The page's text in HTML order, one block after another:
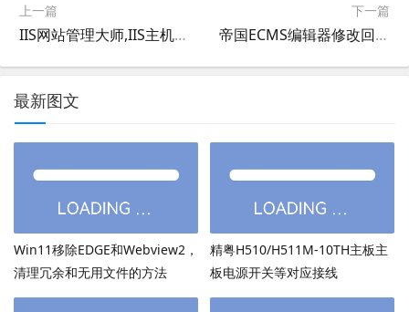
上一篇
IIS网站管理大师,IIS主机大师使用说明,IIS护卫神主机大师管理网站图文教程
下一篇
帝国ECMS编辑器修改回车变为换行标记或段落标记的方法
最新图文
Win11移除EDGE和Webview2，
清理冗余和无用文件的方法
精粤H510/H511M-10TH主板主
板电源开关等对应接线